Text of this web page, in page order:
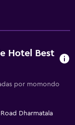
Hotel Best
por momondo
Dharmatala